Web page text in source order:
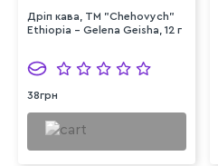
Дріп кава, TM "Chehovych"
Ethiopia - Gelena Geisha, 12 г
38грн